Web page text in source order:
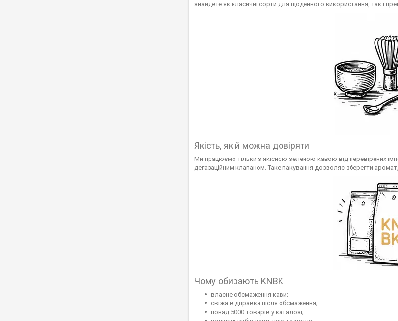
знайдете як класичні сорти для щоденного використання, так і
Якість, якій можна довіряти
Ми працюємо тільки з якісною зеленою кавою від перевірених
дегазаційним клапаном. Таке пакування дозволяє зберегти
Чому обирають KNBK
власне обсмаження кави;
свіжа відправка після обсмаження;
понад 5000 товарів у каталозі;